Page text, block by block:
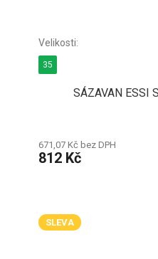
SÁZAVAN ESSI
671,07 Kč bez DPH
812 Kč
35
SLEVA